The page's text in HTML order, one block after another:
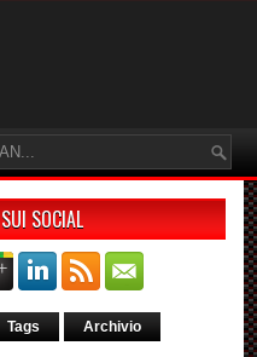
SOCIAL
Tags Archivio